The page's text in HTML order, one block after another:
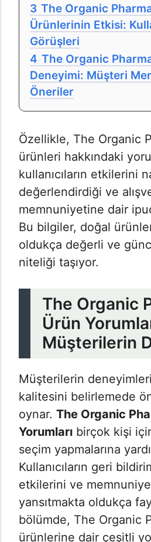
3 The Organic
Ürünlerinin Etkisi:
Görüşleri
4 The Organic
Deneyimi: Müşteri
Öneriler
Özellikle, The Organic
ürünleri hakkındaki
kullanıcıların etkilerini
değerlendirdiği ve
memnuniyetine dair
Bu bilgiler, doğal
oldukça değerli ve
niteliği taşıyor.
The Organic
Ürün
Müşterilerin
Müşterilerin
kalitesini belirlemede
oynar. The Organic
Yorumları​ birçok kişi
seçim yapmalarına
Kullanıcıların geri
etkilerini ve
yansıtmakta oldukça
bölümde, The Organic
ürünlerine dair çeşitli